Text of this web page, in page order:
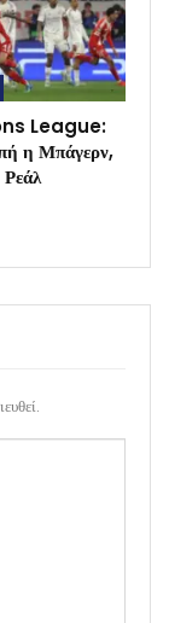
League:
η Μπάγερν,